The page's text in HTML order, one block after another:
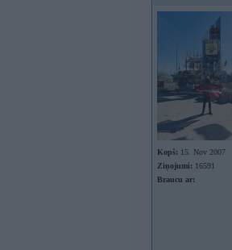
Kopš: 15. Nov 2007
Ziņojumi: 16591
Braucu ar: